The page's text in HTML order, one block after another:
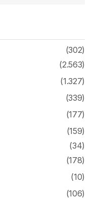
(302)
(2.563)
(1.327)
(339)
(177)
(159)
(34)
(178)
(10)
(106)